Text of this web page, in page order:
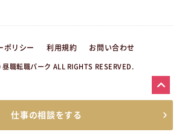
仕事の相談をする
ポリシー 利用規約 お問い合わせ
職転職パーク ALL RIGHTS RESERVED.